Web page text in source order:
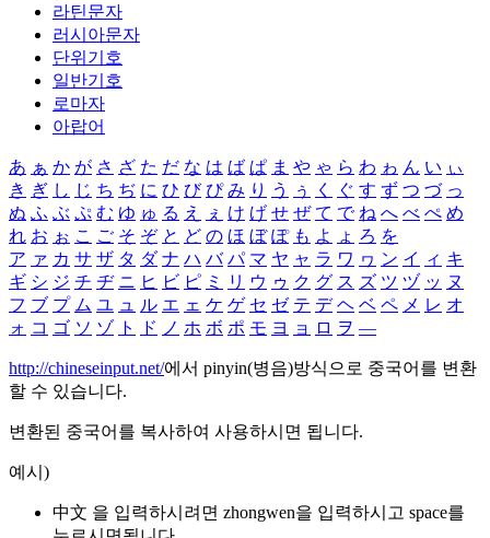
라틴문자
러시아문자
단위기호
일반기호
로마자
아랍어
あ ぁ か が さ ざ た だ な は ば ぱ ま や ゃ ら わ ゎ ん い ぃ
き ぎ し じ ち ぢ に ひ び ぴ み り う ぅ く ぐ す ず つ づ っ
ぬ ふ ぶ ぷ む ゆ ゅ る え ぇ け げ せ ぜ て で ね へ べ ぺ め
れ お ぉ こ ご そ ぞ と ど の ほ ぼ ぽ も よ ょ ろ を
ア ァ カ サ ザ タ ダ ナ ハ バ パ マ ヤ ャ ラ ワ ヮ ン イ ィ キ
ギ シ ジ チ ヂ ニ ヒ ビ ピ ミ リ ウ ゥ ク グ ス ズ ツ ヅ ッ ヌ
フ ブ プ ム ユ ュ ル エ ェ ケ ゲ セ ゼ テ デ ヘ ベ ペ メ レ オ
ォ コ ゴ ソ ゾ ト ド ノ ホ ボ ポ モ ヨ ョ ロ ヲ ―
http://chineseinput.net/에서 pinyin(병음)방식으로 중국어를 변환
할 수 있습니다.
변환된 중국어를 복사하여 사용하시면 됩니다.
예시)
中文 을 입력하시려면 zhongwen을 입력하시고 space를